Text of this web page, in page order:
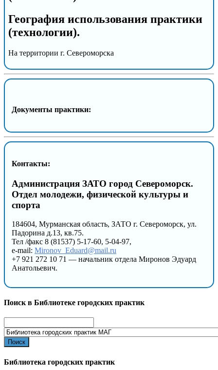
География использования практики
(технологии).
На территории г. Североморска
Документы практики:
Контакты:
Администрация ЗАТО город Североморск.
Отдел молодежи, физической культуры и
спорта
184604, Мурманская область, ЗАТО г. Североморск, ул.
Падорина д.13, кв.75.
Тел /факс 8 (81537) 5-17-60, 5-04-97,
e-mail: Mironov_Eduard@mail.ru
+7 921 272 10 71 — начальник отдела Миронов Эдуард
Анатольевич.
Поиск в Библиотеке городских практик
for:
Библиотека городских практик